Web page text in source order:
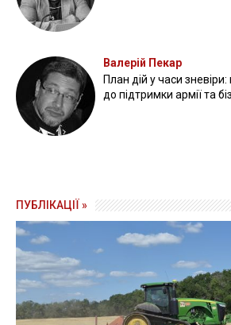
Валерій Пекар
План дій у часи
до підтримки армії та
ПУБЛІКАЦІЇ »